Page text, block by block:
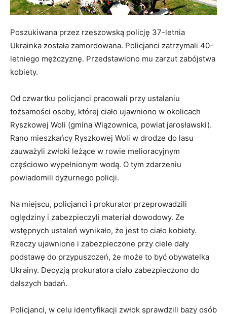
Poszukiwana przez rzeszowską policję 37-letnia
Ukrainka została zamordowana. Policjanci zatrzymali 40-
letniego mężczyznę. Przedstawiono mu zarzut zabójstwa
kobiety.
Od czwartku policjanci pracowali przy ustalaniu
tożsamości osoby, której ciało ujawniono w okolicach
Ryszkowej Woli (gmina Wiązownica, powiat jarosławski).
Rano mieszkańcy Ryszkowej Woli w drodze do lasu
zauważyli zwłoki leżące w rowie melioracyjnym
częściowo wypełnionym wodą. O tym zdarzeniu
powiadomili dyżurnego policji.
Na miejscu, policjanci i prokurator przeprowadzili
oględziny i zabezpieczyli materiał dowodowy. Ze
wstępnych ustaleń wynikało, że jest to ciało kobiety.
Rzeczy ujawnione i zabezpieczone przy ciele dały
podstawę do przypuszczeń, że może to być obywatelka
Ukrainy. Decyzją prokuratora ciało zabezpieczono do
dalszych badań.
Policjanci, w celu identyfikacji zwłok sprawdzili bazy osób